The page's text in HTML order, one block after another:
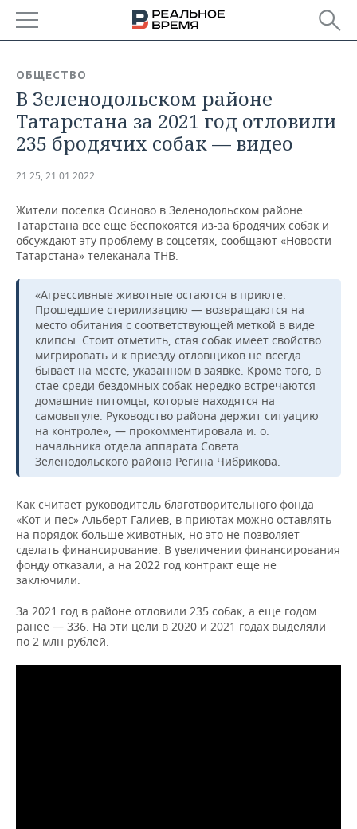
БАШКОРТОСТАН
ТАТАРСТАН
НОВОСТИ
АНАЛИТИКА
ДЕКЛАРАЦИИ О ДОХОДАХ
КОРОЛИ ГОСЗАКАЗА ПФО
ВУЗЫ ТАТАРСТАНА
КОМУ ПРИНАДЛЕЖАТ
ТОРГОВЫЕ ЦЕНТРЫ
ТАТАРСТАНА
НОВОСТИ ЭКОНОМИКИ
ФИНАНСЫ
БАНКИ
БЮДЖЕТ
ИНВЕСТИЦИИ
ПРОМЫШЛЕННОСТЬ
НОВОСТИ
ПРОМЫШЛЕННОСТИ
АГРОПРОМ
МАШИНОСТРОЕНИЕ
НЕФТЕХИМИЯ
НЕФТЬ
ОПК
ЭНЕРГЕТИКА
НЕДВИЖИМОСТЬ
НОВОСТИ НЕДВИЖИМОСТИ
АВТО
НОВОСТИ АВТО
БИЗНЕС
НОВОСТИ БИЗНЕСА
РОЗНИЧНАЯ ТОРГОВЛЯ
ТРАНСПОРТ
УСЛУГИ
ТЕХНОЛОГИИ
НОВОСТИ ТЕХНОЛОГИЙ
МЕДИА
ТЕЛЕКОММУНИКАЦИИ
МЕРОПРИЯТИЯ
НОВОСТИ МЕРОПРИЯТИЙ
ВЫЕЗДНАЯ РЕДАКЦИЯ
БИЗНЕС-БРАНЧИ
ONLINE-КОНФЕРЕНЦИИ
ОТКРЫТАЯ ЛЕКЦИЯ
СПОРТ
НОВОСТИ СПОРТА
ФУТБОЛ
ХОККЕЙ
БАСКЕТБОЛ
ВОЛЕЙБОЛ
КИБЕРСПОРТ
ОБЩЕСТВО
НОВОСТИ ОБЩЕСТВА
ВЛАСТЬ
ИНФРАСТРУКТУРА
ИСТОРИЯ
КУЛЬТУРА
ФОТОГАЛЕРЕЯ
СЮЖЕТЫ
СПРАВОЧНИК
СПИСОК ПЕРСОН
СПИСОК КОМПАНИЙ
ПОЛНАЯ ВЕРСИЯ
ОБЩЕСТВО
В Зеленодольском районе
Татарстана за 2021 год отловили
235 бродячих собак — видео
21:25, 21.01.2022
Жители поселка Осиново в Зеленодольском районе
Татарстана все еще беспокоятся из-за бродячих собак и
обсуждают эту проблему в соцсетях, сообщают «Новости
Татарстана» телеканала ТНВ.
«Агрессивные животные остаются в приюте.
Прошедшие стерилизацию — возвращаются на
место обитания с соответствующей меткой в виде
клипсы. Стоит отметить, стая собак имеет свойство
мигрировать и к приезду отловщиков не всегда
бывает на месте, указанном в заявке. Кроме того, в
стае среди бездомных собак нередко встречаются
домашние питомцы, которые находятся на
самовыгуле. Руководство района держит ситуацию
на контроле», — прокомментировала и. о.
начальника отдела аппарата Совета
Зеленодольского района Регина Чибрикова.
Как считает руководитель благотворительного фонда
«Кот и пес» Альберт Галиев, в приютах можно оставлять
на порядок больше животных, но это не позволяет
сделать финансирование. В увеличении финансирования
фонду отказали, а на 2022 год контракт еще не
заключили.
За 2021 год в районе отловили 235 собак, а еще годом
ранее — 336. На эти цели в 2020 и 2021 годах выделяли
по 2 млн рублей.